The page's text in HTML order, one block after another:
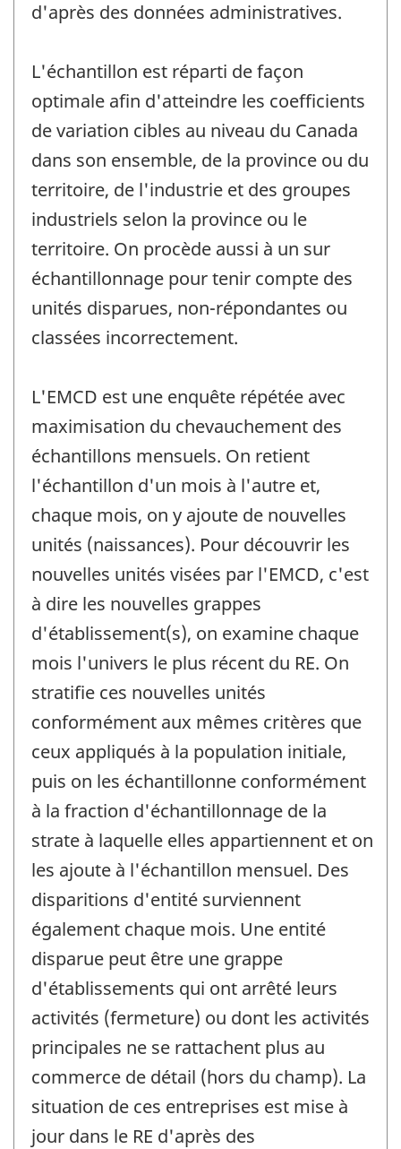
d'après des données administratives.
L'échantillon est réparti de façon
optimale afin d'atteindre les coefficients
de variation cibles au niveau du Canada
dans son ensemble, de la province ou du
territoire, de l'industrie et des groupes
industriels selon la province ou le
territoire. On procède aussi à un sur
échantillonnage pour tenir compte des
unités disparues, non-répondantes ou
classées incorrectement.
L'EMCD est une enquête répétée avec
maximisation du chevauchement des
échantillons mensuels. On retient
l'échantillon d'un mois à l'autre et,
chaque mois, on y ajoute de nouvelles
unités (naissances). Pour découvrir les
nouvelles unités visées par l'EMCD, c'est
à dire les nouvelles grappes
d'établissement(s), on examine chaque
mois l'univers le plus récent du RE. On
stratifie ces nouvelles unités
conformément aux mêmes critères que
ceux appliqués à la population initiale,
puis on les échantillonne conformément
à la fraction d'échantillonnage de la
strate à laquelle elles appartiennent et on
les ajoute à l'échantillon mensuel. Des
disparitions d'entité surviennent
également chaque mois. Une entité
disparue peut être une grappe
d'établissements qui ont arrêté leurs
activités (fermeture) ou dont les activités
principales ne se rattachent plus au
commerce de détail (hors du champ). La
situation de ces entreprises est mise à
jour dans le RE d'après des